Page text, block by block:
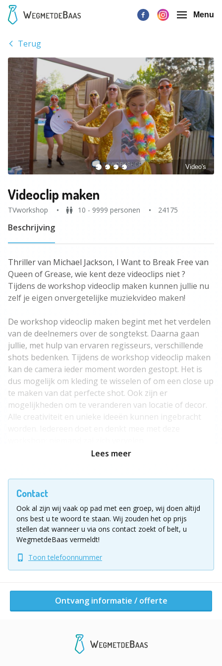
Menu
Terug
Video's
Videoclip maken
TVworkshop 10 - 9999 personen 24175
Beschrijving
Thriller van Michael Jackson, I Want to Break Free van
Queen of Grease, wie kent deze videoclips niet ?
Tijdens de workshop videoclip maken kunnen jullie nu
zelf je eigen onvergetelijke muziekvideo maken!
De workshop videoclip maken begint met het verdelen
van de deelnemers over de songtekst. Daarna gaan
jullie, met hulp van ervaren regisseurs, verschillende
shots bedenken. Tijdens de workshop videoclip maken
kan de camera ieder moment worden gestopt. Het is
dus mogelijk om kleding te wisselen of om een close up
te maken van dat perfecte shot. Ook zijn er
mogelijkheden om te veranderen van locatie of decor.
Alle creativiteit en unieke ideeën kunnen ingebracht
inclusief blijvend eindresultaat: jullie eigen videoclip!
Vul voor meer informatie of een vrijblijvende
offerte het aanvraagformulier in!
Ligging uitje
Al onze workshops zijn 100 procent mobiel. Dat
betekent dat wij onze workshops op elke locatie in
Nederland en België kunnen verzorgen. Laat het
vinden van een geschikte locatie.
Lees meer
Contact
Ook al zijn wij vaak op pad met een groep, wij doen altijd
ons best u te woord te staan. Wij zouden het op prijs
stellen dat wanneer u via ons contact zoekt of belt, u
WegmetdeBaas vermeldt!
Toon telefoonnummer
Ontvang informatie / offerte